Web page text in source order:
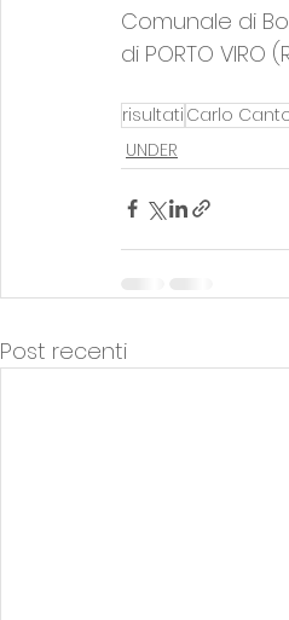
Comunale di
di PORTO VIRO
risultati Carlo
UNDER
Post recenti